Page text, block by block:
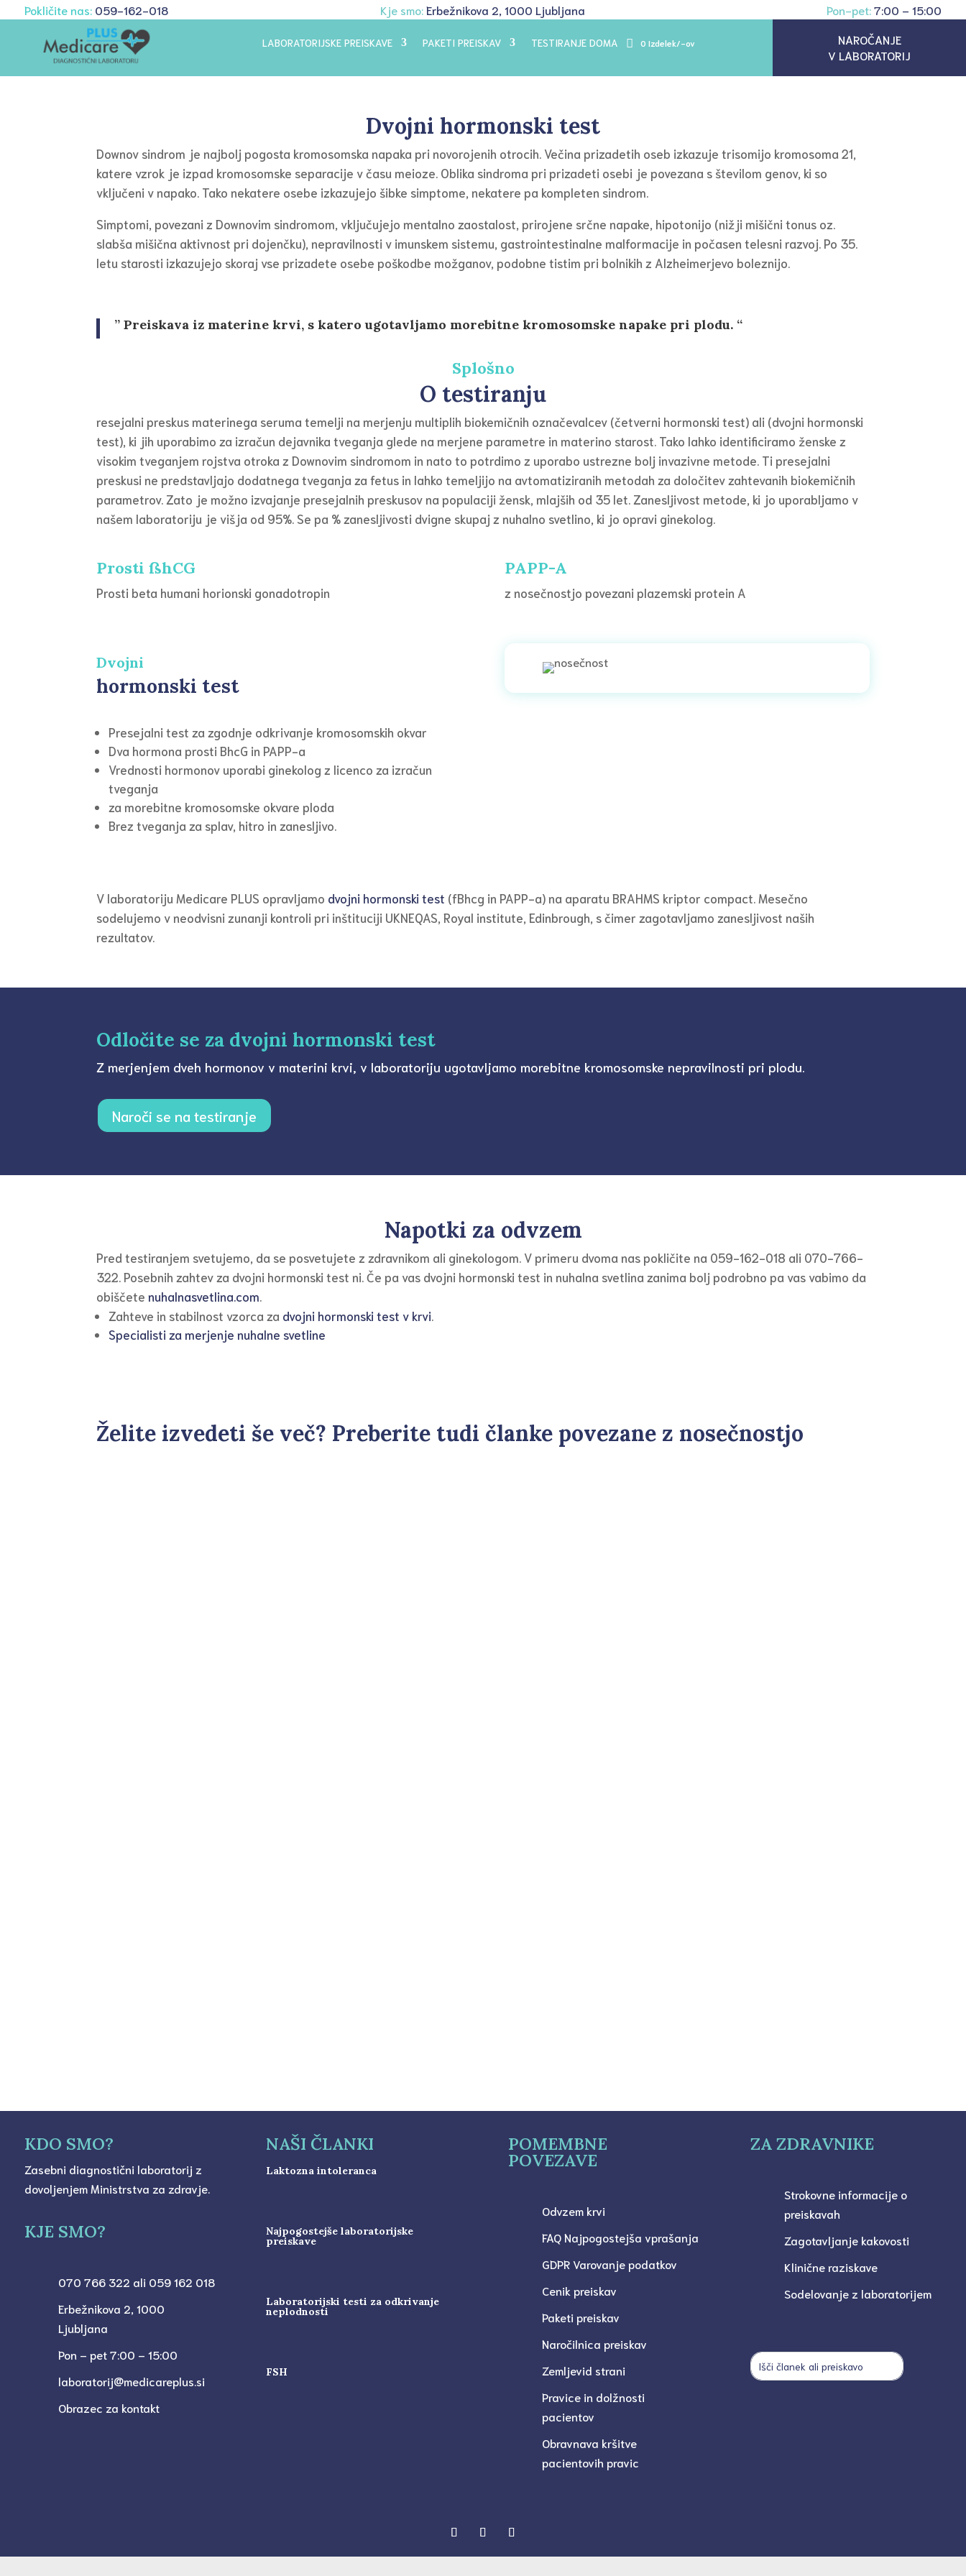
Pokličite nas: 059-162-018 Kje smo:Erbežnikova 2, 1000 Ljubljana Pon-pet: 7:00 – 15:00
LABORATORIJSKE PREISKAVE PAKETI PREISKAV TESTIRANJE DOMA 0 Izdelek/-ov
NAROČANJE
V LABORATORIJ
Dvojni hormonski test
Downov sindrom je najbolj pogosta kromosomska napaka pri novorojenih otrocih. Večina prizadetih oseb izkazuje trisomijo kromosoma 21,
katere vzrok je izpad kromosomske separacije v času meioze. Oblika sindroma pri prizadeti osebi je povezana s številom genov, ki so
vključeni v napako. Tako nekatere osebe izkazujejo šibke simptome, nekatere pa kompleten sindrom.
Simptomi, povezani z Downovim sindromom, vključujejo mentalno zaostalost, prirojene srčne napake, hipotonijo (nižji mišični tonus oz.
slabša mišična aktivnost pri dojenčku), nepravilnosti v imunskem sistemu, gastrointestinalne malformacije in počasen telesni razvoj. Po 35.
letu starosti izkazujejo skoraj vse prizadete osebe poškodbe možganov, podobne tistim pri bolnikih z Alzheimerjevo boleznijo.
” Preiskava iz materine krvi, s katero ugotavljamo morebitne kromosomske napake pri plodu. “
Splošno
O testiranju
resejalni preskus materinega seruma temelji na merjenju multiplih biokemičnih označevalcev (četverni hormonski test) ali (dvojni hormonski
test), ki jih uporabimo za izračun dejavnika tveganja glede na merjene parametre in materino starost. Tako lahko identificiramo ženske z
visokim tveganjem rojstva otroka z Downovim sindromom in nato to potrdimo z uporabo ustrezne bolj invazivne metode. Ti presejalni
preskusi ne predstavljajo dodatnega tveganja za fetus in lahko temeljijo na avtomatiziranih metodah za določitev zahtevanih biokemičnih
parametrov. Zato je možno izvajanje presejalnih preskusov na populaciji žensk, mlajših od 35 let. Zanesljivost metode, ki jo uporabljamo v
našem laboratoriju je višja od 95%. Se pa % zanesljivosti dvigne skupaj z nuhalno svetlino, ki jo opravi ginekolog.
ProstißhCG
Prosti beta humani horionski gonadotropin
PAPP-A
z nosečnostjo povezani plazemski protein A
Dvojni
hormonski test
Presejalni test za zgodnje odkrivanje kromosomskih okvar
Dva hormona prosti BhcG in PAPP-a
Vrednosti hormonov uporabi ginekolog z licenco za izračun
tveganja
za morebitne kromosomske okvare ploda
Brez tveganja za splav, hitro in zanesljivo.
V laboratoriju Medicare PLUS opravljamo dvojni hormonski test (fBhcg in PAPP-a) na aparatu BRAHMS kriptor compact. Mesečno
sodelujemo v neodvisni zunanji kontroli pri inštituciji UKNEQAS, Royal institute, Edinbrough, s čimer zagotavljamo zanesljivost naših
rezultatov.
Odločite se za dvojni hormonski test
Z merjenjem dveh hormonov v materini krvi, v laboratoriju ugotavljamo morebitne kromosomske nepravilnosti pri plodu.
Naroči se na testiranje
Napotki za odvzem
Pred testiranjem svetujemo, da se posvetujete z zdravnikom ali ginekologom. V primeru dvoma nas pokličite na 059-162-018 ali 070-766-
322. Posebnih zahtev za dvojni hormonski test ni. Če pa vas dvojni hormonski test in nuhalna svetlina zanima bolj podrobno pa vas vabimo da
obiščete nuhalnasvetlina.com
Zahteve in stabilnost vzorca za dvojni hormonski test v krvi
Specialisti za merjenje nuhalne svetline
Želite izvedeti še več? Preberite tudi članke povezane z nosečnostjo
KDO SMO?
Zasebni diagnostični laboratorij z
dovoljenjem Ministrstva za zdravje.
KJE SMO?
070 766 322 ali 059 162 018
Erbežnikova 2, 1000
Ljubljana
Pon – pet 7:00 – 15:00
laboratorij@medicareplus.si
Obrazec za kontakt
NAŠI ČLANKI
Laktozna intoleranca
Najpogostejše laboratorijske
preiskave
Laboratorijski testi za odkrivanje
neplodnosti
FSH
POMEMBNE
POVEZAVE
Odvzem krvi
FAQ Najpogostejša vprašanja
GDPR Varovanje podatkov
Cenik preiskav
Paketi preiskav
Naročilnica preiskav
Zemljevid strani
Pravice in dolžnosti
pacientov
Obravnava kršitve
pacientovih pravic
ZA ZDRAVNIKE
Strokovne informacije o
preiskavah
Zagotavljanje kakovosti
Klinične raziskave
Sodelovanje z laboratorijem